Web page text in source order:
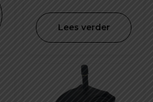
was:
€ 19,99.
is:
€
Lees verder